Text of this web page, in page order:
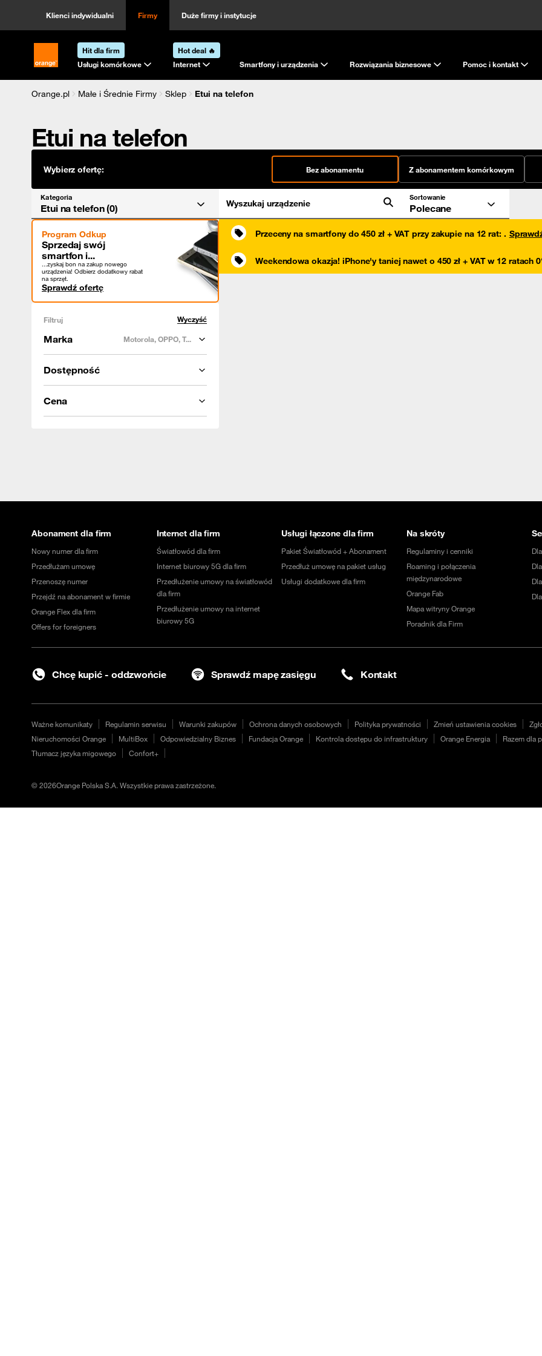
Klienci indywidualni Firmy Duże firmy i instytucje
Strona główna Orange.pl
Hit dla firm
Usługi komórkowe
Hot deal 🔥
Internet
Smartfony i urządzenia Rozwiązania biznesowe Pomoc i kontakt
Orange.pl Małe i Średnie Firmy Sklep
Etui na telefon
Etui na telefon
Wybierz ofertę: Bez abonamentu Z abonamentem komórkowym
Kategoria
Etui na telefon (0) Wyszukaj urządzenie
Sortowanie
Polecane
Program Odkup
Sprzedaj swój
smartfon i...
...zyskaj bon na zakup nowego
urządzenia! Odbierz dodatkowy rabat
na sprzęt.
Sprawdź ofertę
Filtruj Wyczyść
Marka Motorola, OPPO, T...
Dostępność
Cena
Przeceny na smartfony do 450 zł + VAT przy zakupie na 12 rat: .
Weekendowa okazja! iPhone'y taniej nawet o 450 zł + VAT w 12 ratach
Abonament dla firm
Nowy numer dla firm
Przedłużam umowę
Przenoszę numer
Przejdź na abonament w firmie
Orange Flex dla firm
Offers for foreigners
Internet dla firm
Światłowód dla firm
Internet biurowy 5G dla firm
Przedłużenie umowy na światłowód
dla firm
Przedłużenie umowy na internet
biurowy 5G
Usługi łączone dla firm
Pakiet Światłowód + Abonament
Przedłuż umowę na pakiet usług
Usługi dodatkowe dla firm
Na skróty
Regulaminy i cenniki
Roaming i połączenia
międzynarodowe
Orange Fab
Mapa witryny Orange
Poradnik dla Firm
Chcę kupić - oddzwońcie Sprawdź mapę zasięgu Kontakt
Ważne komunikaty Regulamin serwisu Warunki zakupów Ochrona danych osobowych Polityka prywatności Zmień ustawienia cookies
Nieruchomości Orange
MultiBox Odpowiedzialny Biznes Fundacja Orange Kontrola dostępu do infrastruktury Orange Energia Razem dla
Tłumacz języka migowego
Confort+
©2026Orange Polska S.A. Wszystkie prawa zastrzeżone.